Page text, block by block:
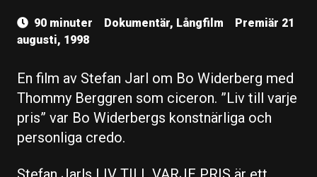
90 minuter Dokumentär, Långfilm
Premiär 21
augusti, 1998
En film av Stefan Jarl om Bo Widerberg med
Thommy Berggren som ciceron. ”Liv till varje
pris” var Bo Widerbergs konstnärliga och
personliga credo.